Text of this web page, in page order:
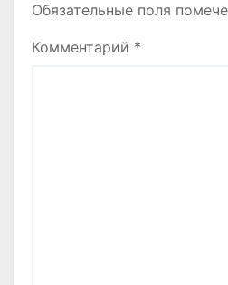
Обязательные поля
Комментарий *